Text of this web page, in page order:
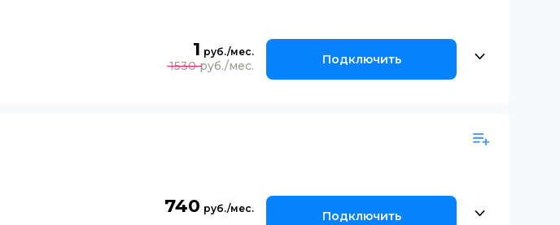
1
1530 Подключить
740 Подключить